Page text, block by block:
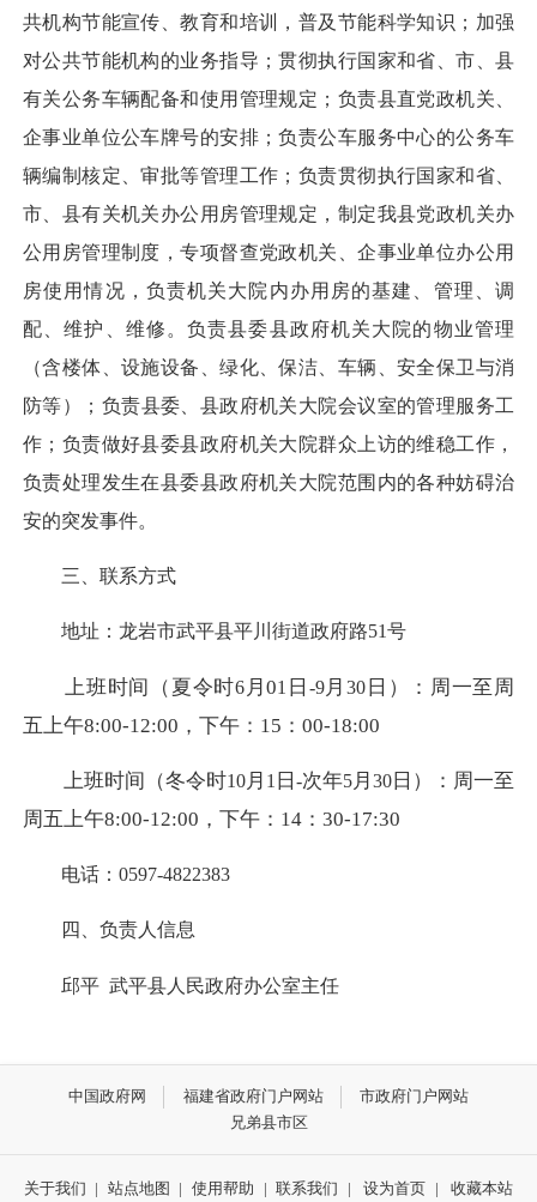
共机构节能宣传、教育和培训，普及节能科学知识；加强
对公共节能机构的业务指导；贯彻执行国家和省、市、县
有关公务车辆配备和使用管理规定；负责县直党政机关、
企事业单位公车牌号的安排；负责公车服务中心的公务车
辆编制核定、审批等管理工作；负责贯彻执行国家和省、
市、县有关机关办公用房管理规定，制定我县党政机关办
公用房管理制度，专项督查党政机关、企事业单位办公用
房使用情况，负责机关大院内办用房的基建、管理、调
配、维护、维修。负责县委县政府机关大院的物业管理
（含楼体、设施设备、绿化、保洁、车辆、安全保卫与消
防等）；负责县委、县政府机关大院会议室的管理服务工
作；负责做好县委县政府机关大院群众上访的维稳工作，
负责处理发生在县委县政府机关大院范围内的各种妨碍治
安的突发事件。
三、联系方式
地址：龙岩市武平县平川街道政府路51号
上班时间（夏令时6月01 日 -9月30 日 ）：周一至周
五上午8:00-12:00，下午：15：00-18:00
上班时间（冬令时10月 1 日 -次年5月 30 日 ）：周一至
周五上午8:00-12:00，下午：14：30-17:30
电话：0597-4822383
四、负责人信息
邱平 武平县人民政府办公室主任
中国政府网 福建省政府门户网站
市政府门户网站
兄弟县市区
关于我们 | 站点地图 | 使用帮助 | 联系我们 | 设为首页 | 收藏本站